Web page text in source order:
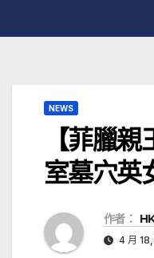
NEWS
【菲臘
室墓穴英
作者：
4 月